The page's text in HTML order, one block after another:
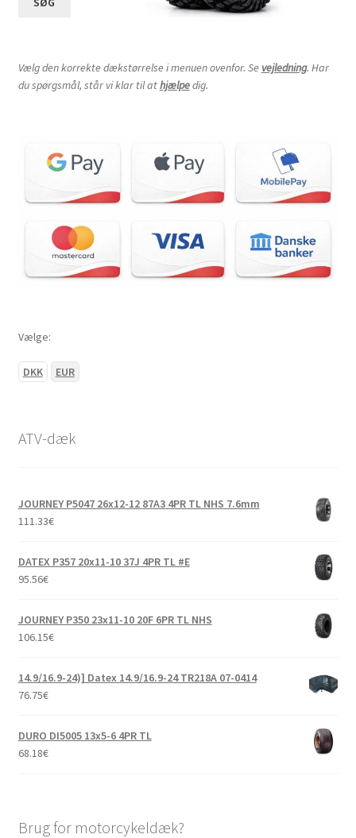
Vælg den korrekte dækstørrelse i menuen ovenfor. Se vejledning. Har
du spørgsmål, står vi klar til athjælpedig.
Vælge:
DKK EUR
ATV-dæk
JOURNEY P5047 26x12-12 87A3 4PR TL NHS 7.6mm
111.33€
DATEX P357 20x11-10 37J 4PR TL #E
95.56€
JOURNEY P350 23x11-10 20F 6PR TL NHS
106.15€
14.9/16.9-24)] Datex 14.9/16.9-24 TR218A 07-0414
76.75€
DURO DI5005 13x5-6 4PR TL
68.18€
Brug for motorcykeldæk?